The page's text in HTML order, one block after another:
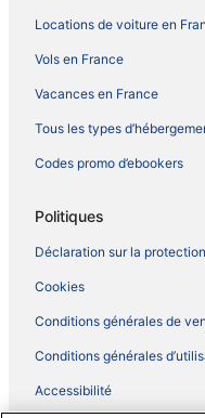
Locations de voiture en
Vols en France
Vacances en France
Tous les types
Codes promo d’ebookers
Politiques
Déclaration sur la
Cookies
Conditions générales de
Conditions générales
Accessibilité